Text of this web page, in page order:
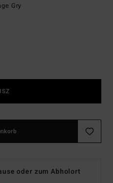
Gry
oder zum Abholort